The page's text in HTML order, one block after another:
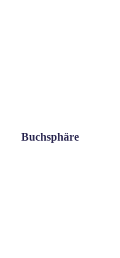
Buchsphäre